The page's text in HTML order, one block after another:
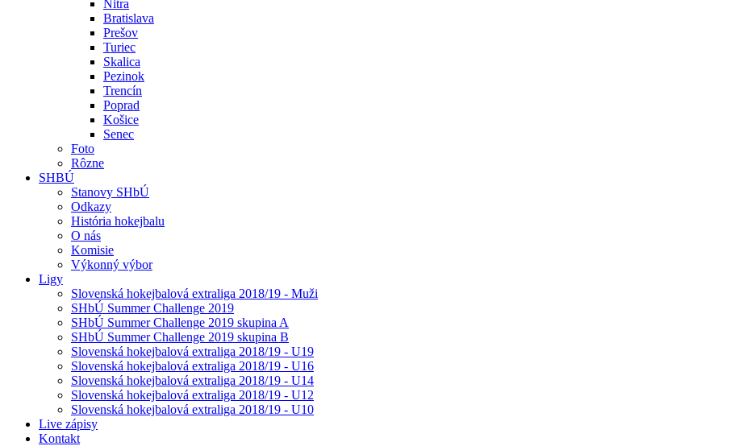
Nitra
Bratislava
Prešov
Turiec
Skalica
Pezinok
Trencín
Poprad
Košice
Senec
Foto
Rôzne
SHBÚ
Stanovy SHbÚ
Odkazy
História hokejbalu
O nás
Komisie
Výkonný výbor
Ligy
Slovenská hokejbalová extraliga 2018/19 - Muži
SHbÚ Summer Challenge 2019
SHbÚ Summer Challenge 2019 skupina A
SHbÚ Summer Challenge 2019 skupina B
Slovenská hokejbalová extraliga 2018/19 - U19
Slovenská hokejbalová extraliga 2018/19 - U16
Slovenská hokejbalová extraliga 2018/19 - U14
Slovenská hokejbalová extraliga 2018/19 - U12
Slovenská hokejbalová extraliga 2018/19 - U10
Live zápisy
Kontakt